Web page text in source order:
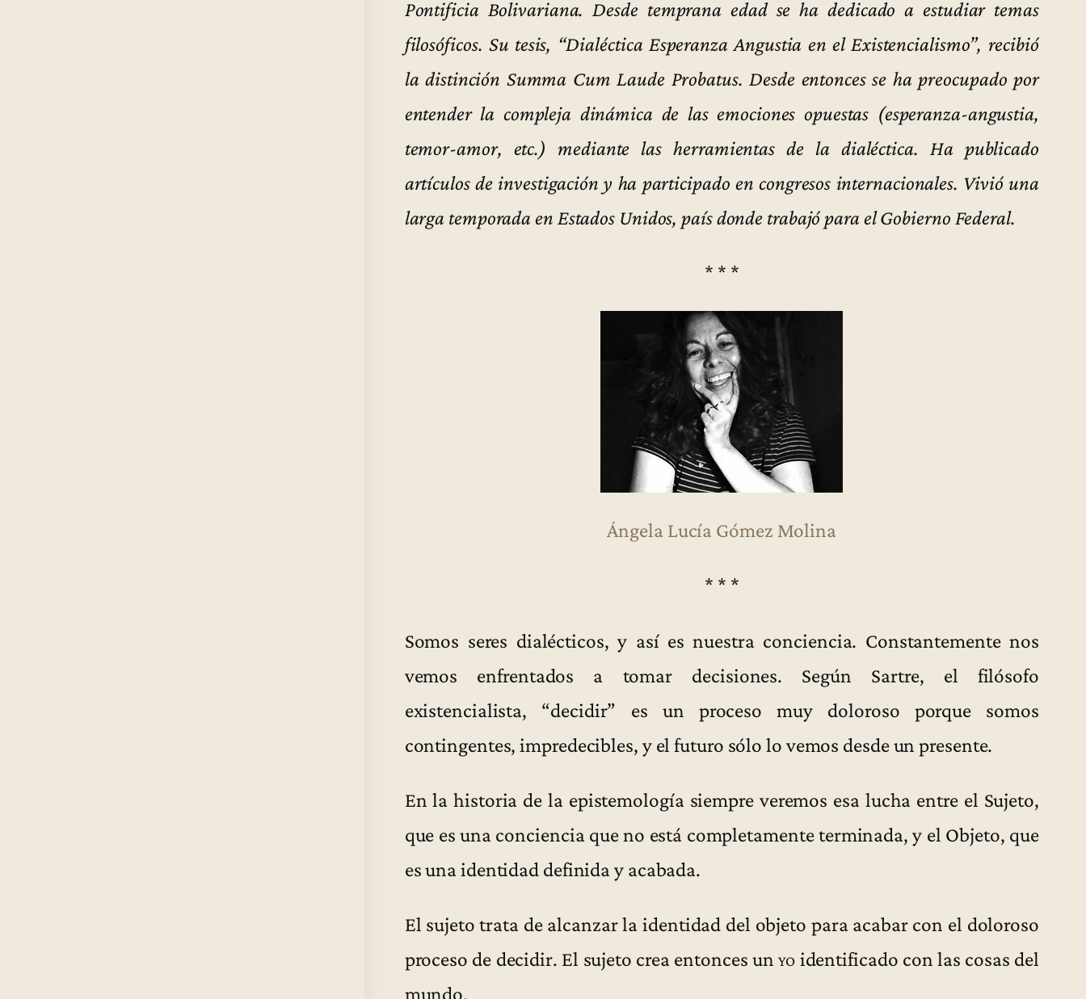
Pontificia Bolivariana. Desde temprana edad se ha dedicado a estudiar temas
filosóficos. Su tesis, “Dialéctica Esperanza Angustia en el Existencialismo”, recibió
la distinción Summa Cum Laude Probatus. Desde entonces se ha preocupado por
entender la compleja dinámica de las emociones opuestas (esperanza-angustia,
temor-amor, etc.) mediante las herramientas de la dialéctica. Ha publicado
artículos de investigación y ha participado en congresos internacionales. Vivió una
larga temporada en Estados Unidos, país donde trabajó para el Gobierno Federal.
* * *
Ángela Lucía Gómez Molina
* * *
Somos seres dialécticos, y así es nuestra conciencia. Constantemente nos
vemos enfrentados a tomar decisiones. Según Sartre, el filósofo
existencialista, “decidir” es un proceso muy doloroso porque somos
contingentes, impredecibles, y el futuro sólo lo vemos desde un presente.
En la historia de la epistemología siempre veremos esa lucha entre el Sujeto,
que es una conciencia que no está completamente terminada, y el Objeto, que
es una identidad definida y acabada.
El sujeto trata de alcanzar la identidad del objeto para acabar con el doloroso
proceso de decidir. El sujeto crea entonces unyo identificado con las cosas del
mundo.